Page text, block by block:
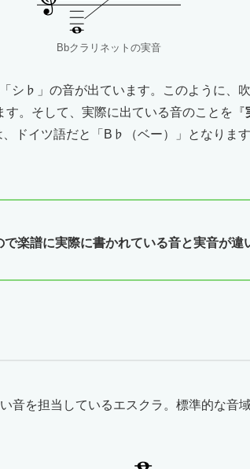
Bbクラリネットの実音
シ♭」の音が出ています。このように、
す。そして、実際に出ている音のことを『
ドイツ語だと「B♭（ベー）」となりま
楽譜に実際に書かれている音と実音が違
音を担当しているエスクラ。標準的な音